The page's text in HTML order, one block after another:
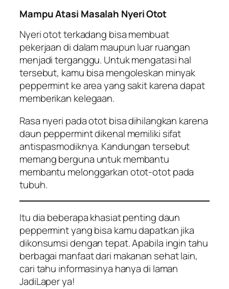
Mampu Atasi Masalah Nyeri Otot
Nyeri otot terkadang bisa membuat
pekerjaan di dalam maupun luar ruangan
menjadi terganggu. Untuk mengatasi hal
tersebut, kamu bisa mengoleskan minyak
peppermint ke area yang sakit karena dapat
memberikan kelegaan.
Rasa nyeri pada otot bisa dihilangkan karena
daun peppermint dikenal memiliki sifat
antispasmodiknya. Kandungan tersebut
memang berguna untuk membantu
membantu melonggarkan otot-otot pada
tubuh.
Itu dia beberapa khasiat penting daun
peppermint yang bisa kamu dapatkan jika
dikonsumsi dengan tepat. Apabila ingin tahu
berbagai manfaat dari makanan sehat lain,
cari tahu informasinya hanya di laman
JadiLaper ya!